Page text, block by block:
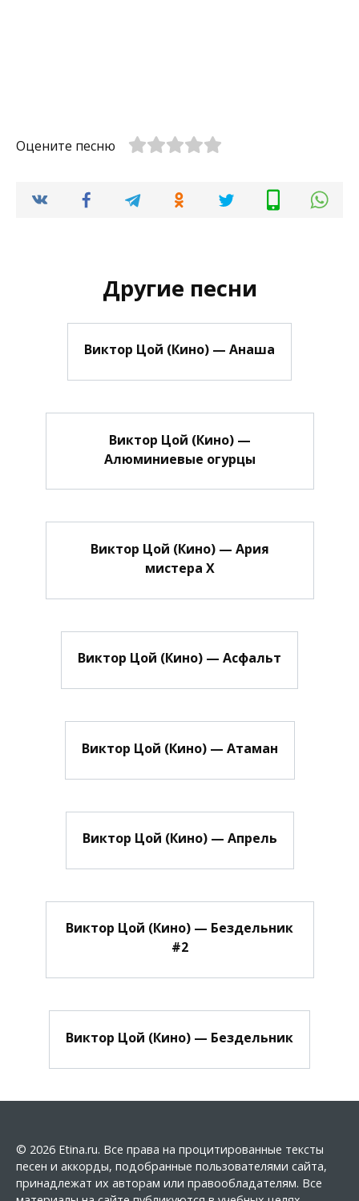
Оцените песню
Другие песни
Виктор Цой (Кино) — Анаша
Виктор Цой (Кино) —
Алюминиевые огурцы
Виктор Цой (Кино) — Ария
мистера Х
Виктор Цой (Кино) — Асфальт
Виктор Цой (Кино) — Атаман
Виктор Цой (Кино) — Апрель
Виктор Цой (Кино) — Бездельник
#2
Виктор Цой (Кино) — Бездельник
© 2026 Etina.ru. Все права на процитированные тексты
песен и аккорды, подобранные пользователями сайта,
принадлежат их авторам или правообладателям. Все